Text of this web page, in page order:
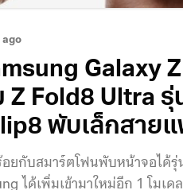
ago
Galaxy
Z Fold8 Ultra
พับเล็กสาย
อยกับสมาร์ตโฟนพับหน้าจอได้
ได้เพิ่มเข้ามาใหม่อีก 1 โมเดล